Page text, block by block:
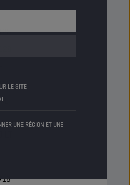
LE SITE
UNE RÉGION ET UNE
4